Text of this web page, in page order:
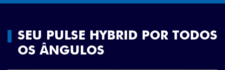
SEU PULSE HYBRID POR TODOS
OS ÂNGULOS